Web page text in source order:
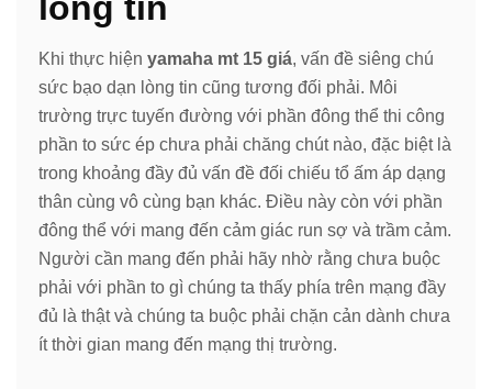
Khi thực hiện yamaha mt 15 giá, vấn đề siêng chú
sức bạo dạn lòng tin cũng tương đối phải. Môi
trường trực tuyến đường với phần đông thể thi công
phần to sức ép chưa phải chăng chút nào, đặc biệt là
trong khoảng đầy đủ vấn đề đối chiếu tổ ấm áp dạng
thân cùng vô cùng bạn khác. Điều này còn với phần
đông thể với mang đến cảm giác run sợ và trầm cảm.
Người cần mang đến phải hãy nhờ rằng chưa buộc
phải với phần to gì chúng ta thấy phía trên mạng đầy
đủ là thật và chúng ta buộc phải chặn cản dành chưa
ít thời gian mang đến mạng thị trường.